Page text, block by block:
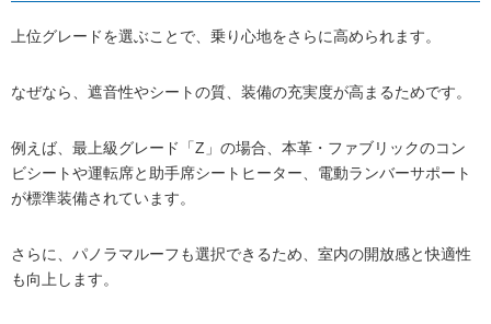
上位グレードを選ぶことで、乗り心地をさらに高められます。
なぜなら、遮音性やシートの質、装備の充実度が高まるためです。
例えば、最上級グレード「Z」の場合、本革・ファブリックのコン
ビシートや運転席と助手席シートヒーター、電動ランバーサポート
が標準装備されています。
さらに、パノラマルーフも選択できるため、室内の開放感と快適性
も向上します。